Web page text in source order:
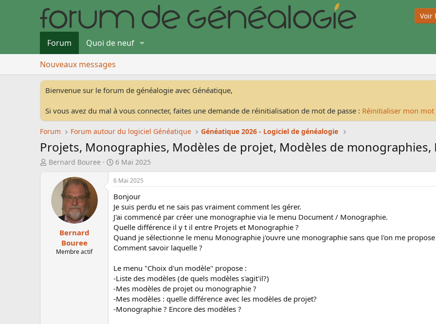
Voir
Forum Quoi de neuf
Nouveaux messages
Bienvenue sur le forum de généalogie avec Généatique,
Si vous avez du mal à vous connecter, faites une demande de réinitialisation de mot de passe : Réinitialiser mon mot
Forum Forum autour du logiciel Généatique Généatique 2026 - Logiciel de généalogie
Projets, Monographies, Modèles de projet, Modèles de monographies,
A
u
Bernard Bouree
D
a
t
e
d
e
d
é
b
u
6 Mai 2025
Bernard
Bouree
Membre actif
6 Mai 2025
Bonjour
Je suis perdu et ne sais pas vraiment comment les gérer.
J'ai commencé par créer une monographie via le menu Document / Monographie.
Quelle différence il y t il entre Projets et Monographie ?
Quand je sélectionne le menu Monographie j'ouvre une monographie sans que l'on me
Comment savoir laquelle ?
Le menu "Choix d'un modèle" propose :
-Liste des modèles (de quels modèles s'agit'il?)
-Mes modèles de projet ou monographie ?
-Mes modèles : quelle différence avec les modèles de projet?
-Monographie ? Encore des modèles ?